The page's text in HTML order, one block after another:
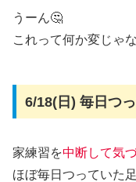
うーん🤔
これって何か変じゃ
6/18(日) 毎日つ
家練習を中断して気
ほぼ毎日つっていた